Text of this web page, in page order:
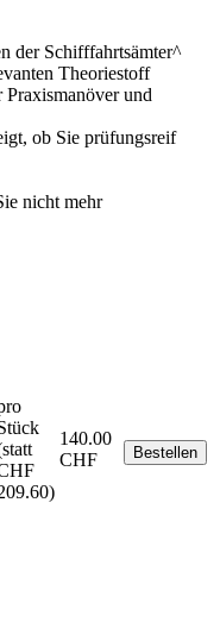
der Schifffahrtsämter^
Theoriestoff
und
ob Sie prüfungsreif
nicht mehr
140.00
CHF
Bestellen